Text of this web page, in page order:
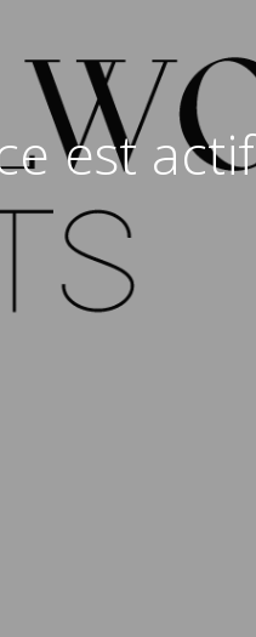
est actif